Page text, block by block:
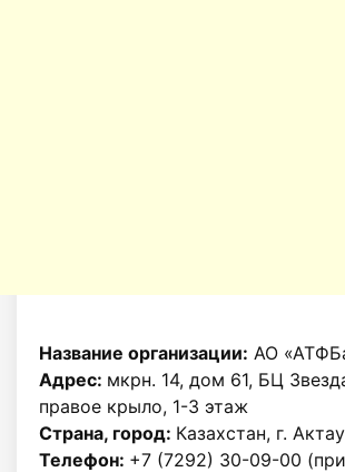
Название организации: АО
Адрес: мкрн. 14, дом 61, БЦ
правое крыло, 1-3 этаж
Страна, город: Казахстан, г. Актау
Телефон: +7 (7292) 30-09-00